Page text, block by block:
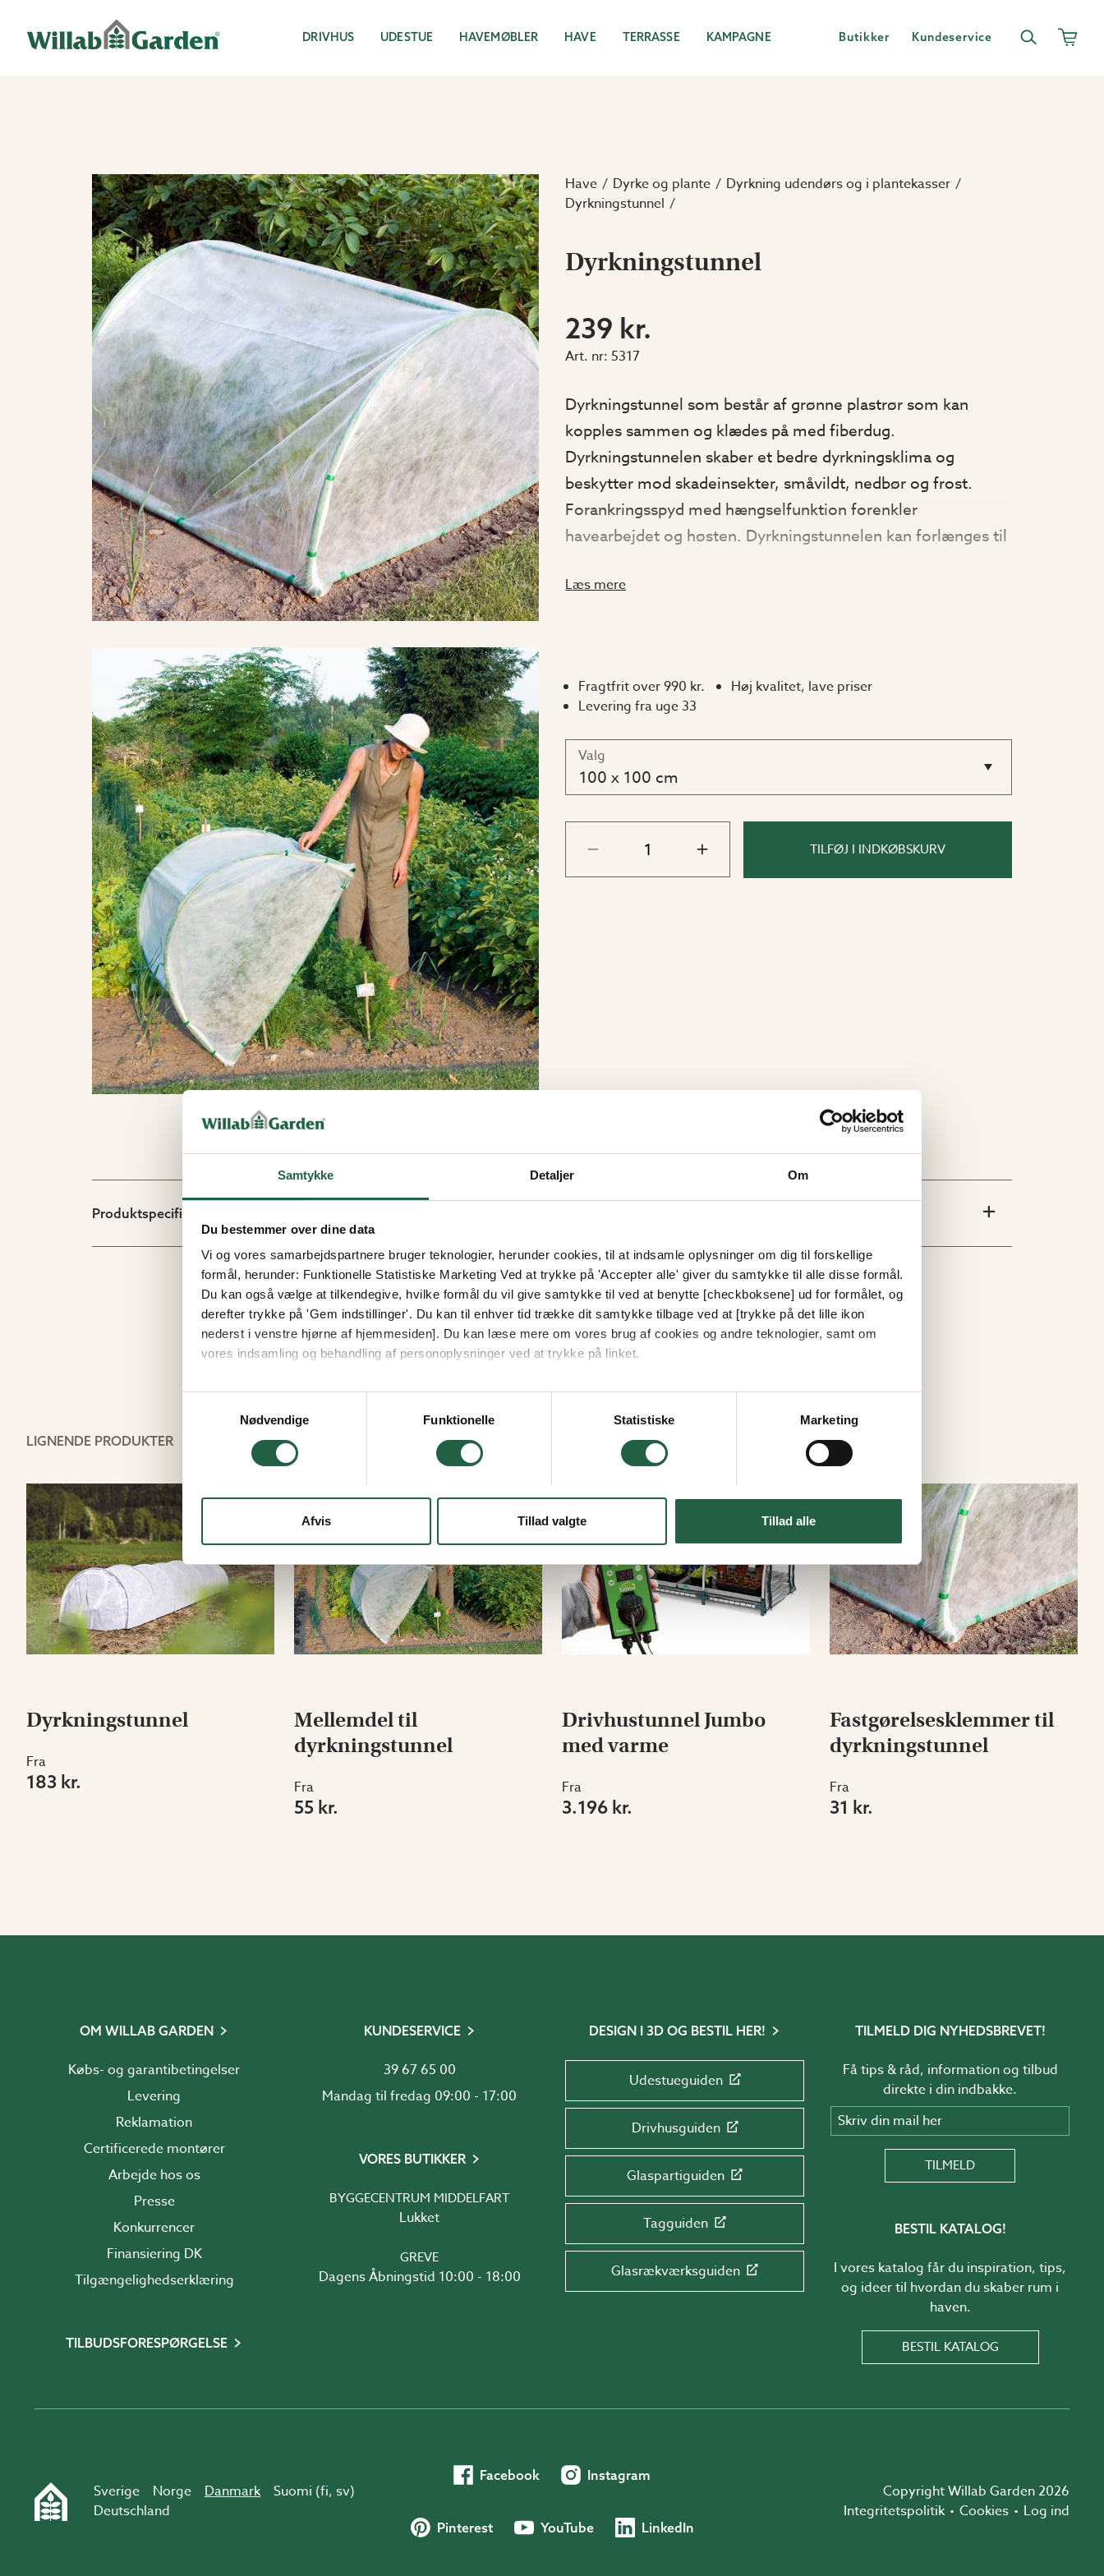
Samtykke Detaljer Om
Du bestemmer over dine data
Vi og vores samarbejdspartnere bruger teknologier, herunder cookies, til at indsamle oplysninger om dig til forskellige
formål, herunder: Funktionelle Statistiske Marketing Ved at trykke på 'Accepter alle' giver du samtykke til alle disse formål.
Du kan også vælge at tilkendegive, hvilke formål du vil give samtykke til ved at benytte [checkboksene] ud for formålet, og
derefter trykke på 'Gem indstillinger'. Du kan til enhver tid trække dit samtykke tilbage ved at [trykke på det lille ikon
nederst i venstre hjørne af hjemmesiden]. Du kan læse mere om vores brug af cookies og andre teknologier, samt om
vores indsamling og behandling af personoplysninger ved at trykke på linket.
Få flere oplysninger om, hvordan Google behandler personlige oplysninger
Nødvendige
Funktionelle Statistiske Marketing
Afvis Tillad valgte Tillad alle
DRIVHUS UDESTUE HAVEMØBLER HAVE TERRASSE KAMPAGNE Butikker Kundeservice
Have Dyrke og plante
Dyrkning udendørs og i plantekasser
Dyrkningstunnel
Dyrkningstunnel
239 kr.
Art. nr: 5317
Dyrkningstunnel som består af grønne plastrør som kan
kopples sammen og klædes på med fiberdug.
Dyrkningstunnelen skaber et bedre dyrkningsklima og
beskytter mod skadeinsekter, småvildt, nedbør og frost.
Forankringsspyd med hængselfunktion forenkler
havearbejdet og høsten. Dyrkningstunnelen kan forlænges til
dyrkningstunneler og en mellemdel.
50 x 100 x 100 cm
80 x 120 x 120 cm
Læs mere
Fragtfrit over 990 kr.
Høj kvalitet, lave priser
Levering fra uge 33
Valg
100 x 100 cm
TILFØJ I INDKØBSKURV
Produktspecifikation
LIGNENDE PRODUKTER
Dyrkningstunnel
Fra
183 kr.
Mellemdel til
dyrkningstunnel
Fra
55 kr.
Drivhustunnel Jumbo
med varme
Fra
3.196 kr.
Fastgørelsesklemmer til
dyrkningstunnel
Fra
31 kr.
OM WILLAB GARDEN
Købs- og garantibetingelser
Levering
Reklamation
Certificerede montører
Arbejde hos os
Presse
Konkurrencer
Finansiering DK
Tilgængelighedserklæring
TILBUDSFORESPØRGELSE
KUNDESERVICE
39 67 65 00
Mandag til fredag 09:00 - 17:00
VORES BUTIKKER
BYGGECENTRUM MIDDELFART
Lukket
GREVE
Dagens Åbningstid 10:00 - 18:00
DESIGN I 3D OG BESTIL HER!
Udestueguiden
Drivhusguiden
Glaspartiguiden
Tagguiden
Glasrækværksguiden
TILMELD DIG NYHEDSBREVET!
Få tips & råd, information og tilbud
direkte i din indbakke.
Skriv din mail her
TILMELD
BESTIL KATALOG!
I vores katalog får du inspiration, tips,
og ideer til hvordan du skaber rum i
haven.
BESTIL KATALOG
Facebook Instagram
Pinterest YouTube LinkedIn
Sverige Norge Danmark Suomi (fi, sv)
Deutschland
Copyright Willab Garden 2026
Integritetspolitik
Cookies Log ind